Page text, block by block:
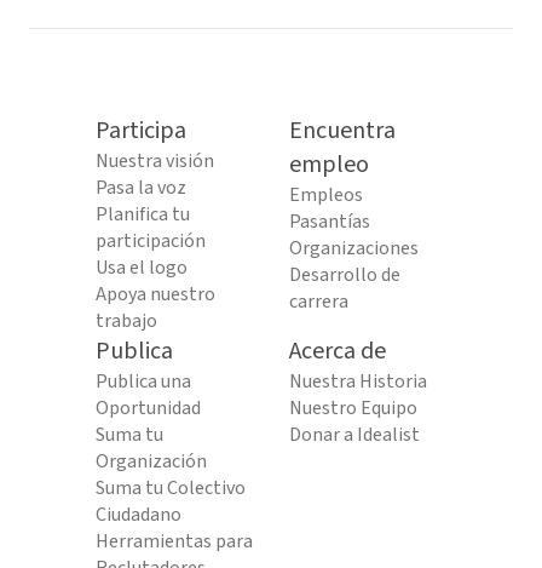
Participa
Nuestra visión
Pasa la voz
Planifica tu
participación
Usa el logo
Apoya nuestro
trabajo
Encuentra
empleo
Empleos
Pasantías
Organizaciones
Desarrollo de
carrera
Publica
Publica una
Oportunidad
Suma tu
Organización
Suma tu Colectivo
Ciudadano
Herramientas para
Acerca de
Nuestra Historia
Nuestro Equipo
Donar a Idealist